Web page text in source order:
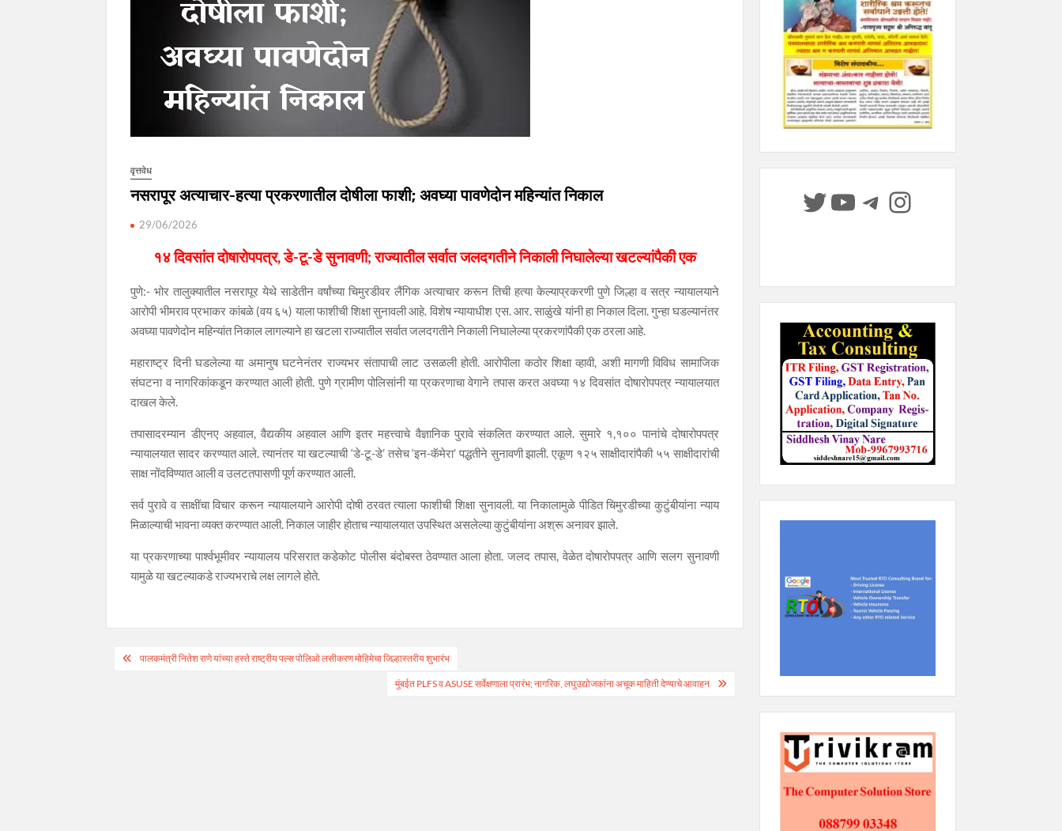
वृत्तवेध
नसरापूर अत्याचार-हत्या प्रकरणातील दोषीला फाशी; अवघ्या पावणेदोन महिन्यांत निकाल
29/06/2026
१४ दिवसांत दोषारोपपत्र, डे-टू-डे सुनावणी; राज्यातील सर्वात जलदगतीने निकाली निघालेल्या खटल्यांपैकी एक
पुणे:- भोर तालुक्यातील नसरापूर येथे साडेतीन वर्षांच्या चिमुरडीवर लैंगिक अत्याचार करून तिची हत्या केल्याप्रकरणी पुणे जिल्हा व सत्र न्यायालयाने
आरोपी भीमराव प्रभाकर कांबळे (वय ६५) याला फाशीची शिक्षा सुनावली आहे. विशेष न्यायाधीश एस. आर. साळुंखे यांनी हा निकाल दिला. गुन्हा घडल्यानंतर
अवघ्या पावणेदोन महिन्यांत निकाल लागल्याने हा खटला राज्यातील सर्वात जलदगतीने निकाली निघालेल्या प्रकरणांपैकी एक ठरला आहे.
महाराष्ट्र दिनी घडलेल्या या अमानुष घटनेनंतर राज्यभर संतापाची लाट उसळली होती. आरोपीला कठोर शिक्षा व्हावी, अशी मागणी विविध सामाजिक
संघटना व नागरिकांकडून करण्यात आली होती. पुणे ग्रामीण पोलिसांनी या प्रकरणाचा वेगाने तपास करत अवघ्या १४ दिवसांत दोषारोपपत्र न्यायालयात
दाखल केले.
तपासादरम्यान डीएनए अहवाल, वैद्यकीय अहवाल आणि इतर महत्त्वाचे वैज्ञानिक पुरावे संकलित करण्यात आले. सुमारे १,१०० पानांचे दोषारोपपत्र
न्यायालयात सादर करण्यात आले. त्यानंतर या खटल्याची ‘डे-टू-डे’ तसेच ‘इन-कॅमेरा’ पद्धतीने सुनावणी झाली. एकूण १२५ साक्षीदारांपैकी ५५ साक्षीदारांची
साक्ष नोंदविण्यात आली व उलटतपासणी पूर्ण करण्यात आली.
सर्व पुरावे व साक्षींचा विचार करून न्यायालयाने आरोपी दोषी ठरवत त्याला फाशीची शिक्षा सुनावली. या निकालामुळे पीडित चिमुरडीच्या कुटुंबीयांना न्याय
मिळाल्याची भावना व्यक्त करण्यात आली. निकाल जाहीर होताच न्यायालयात उपस्थित असलेल्या कुटुंबीयांना अश्रू अनावर झाले.
या प्रकरणाच्या पार्श्वभूमीवर न्यायालय परिसरात कडेकोट पोलीस बंदोबस्त ठेवण्यात आला होता. जलद तपास, वेळेत दोषारोपपत्र आणि सलग सुनावणी
यामुळे या खटल्याकडे राज्यभराचे लक्ष लागले होते.
Postपालकमंत्री नितेश राणे यांच्या हस्ते राष्ट्रीय पल्स पोलिओ लसीकरण मोहिमेचा जिल्हास्तरीय शुभारंभ
मुंबईत PLFS व ASUSE सर्वेक्षणाला प्रारंभ; नागरिक, लघुउद्योजकांना अचूक माहिती देण्याचे आवाहन
Twitter
YouTube
Telegram
Instagram